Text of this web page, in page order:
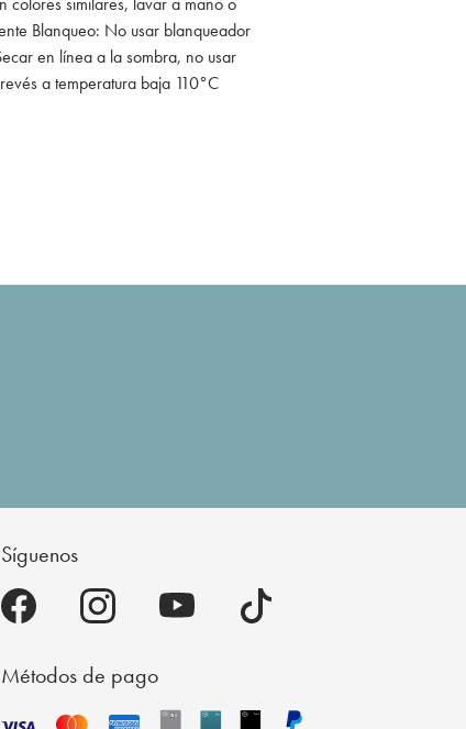
Blanqueo: No usar blanqueador
en línea a la sombra, no usar
a temperatura baja 110°C
Síguenos
Métodos de pago